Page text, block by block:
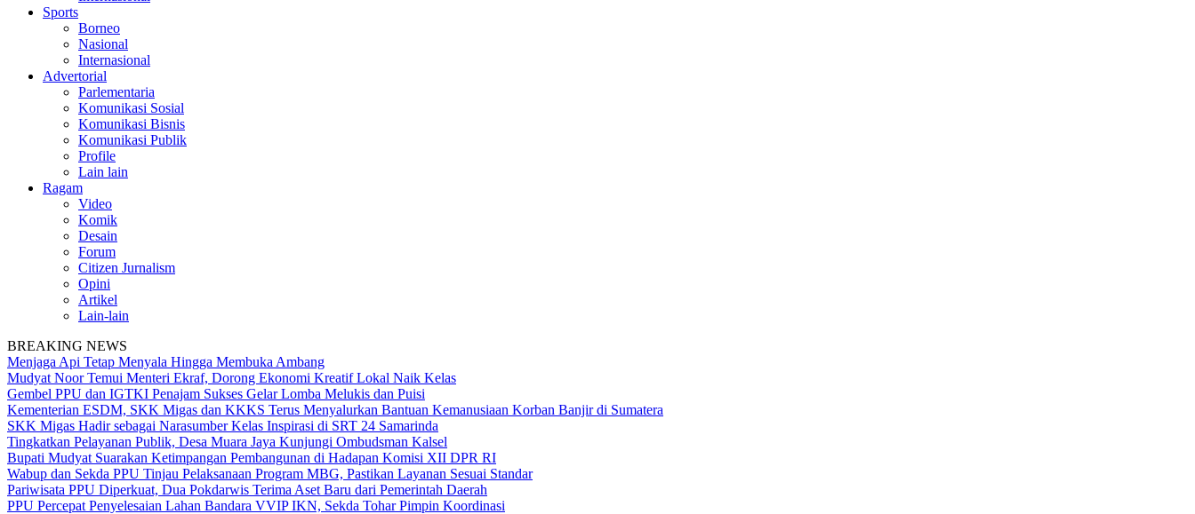
Sports
Borneo
Nasional
Internasional
Advertorial
Parlementaria
Komunikasi Sosial
Komunikasi Bisnis
Komunikasi Publik
Profile
Lain lain
Ragam
Video
Komik
Desain
Forum
Citizen Jurnalism
Opini
Artikel
Lain-lain
BREAKING NEWS
Menjaga Api Tetap Menyala Hingga Membuka Ambang
Mudyat Noor Temui Menteri Ekraf, Dorong Ekonomi Kreatif Lokal Naik Kelas
Gembel PPU dan IGTKI Penajam Sukses Gelar Lomba Melukis dan Puisi
Kementerian ESDM, SKK Migas dan KKKS Terus Menyalurkan Bantuan Kemanusiaan Korban Banjir di Sumatera
SKK Migas Hadir sebagai Narasumber Kelas Inspirasi di SRT 24 Samarinda
Tingkatkan Pelayanan Publik, Desa Muara Jaya Kunjungi Ombudsman Kalsel
Bupati Mudyat Suarakan Ketimpangan Pembangunan di Hadapan Komisi XII DPR RI
Wabup dan Sekda PPU Tinjau Pelaksanaan Program MBG, Pastikan Layanan Sesuai Standar
Pariwisata PPU Diperkuat, Dua Pokdarwis Terima Aset Baru dari Pemerintah Daerah
PPU Percepat Penyelesaian Lahan Bandara VVIP IKN, Sekda Tohar Pimpin Koordinasi